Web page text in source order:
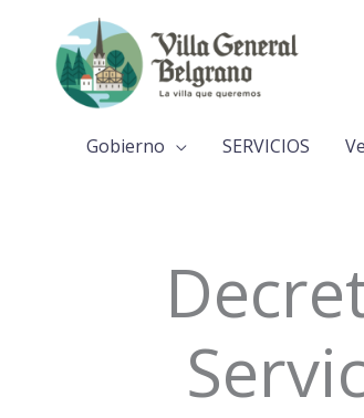
contenido
Gobierno SERVICIOS